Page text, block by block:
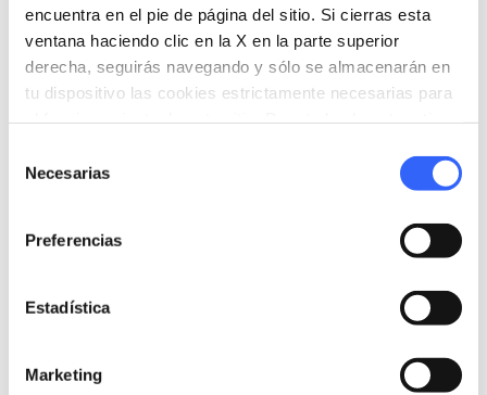
encuentra en el pie de página del sitio. Si cierras esta
ventana haciendo clic en la X en la parte superior
derecha, seguirás navegando y sólo se almacenarán en
tu dispositivo las cookies estrictamente necesarias para
Necesarias
Preferencias
Estadística
Marketing
Cada sala tiene su propio tema:la historia
secular de Vernaccia de San Gimignano ,
sus poetas, el territorio, la agricultura, la
contado a través de imágenes, luces, sonidos,
películas de 360 grados.
yuna copa de Vernaccia de San Gimignano
tradiciones, prácticas agronómicas y